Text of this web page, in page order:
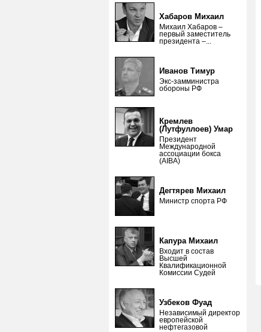
Хабаров Михаил
Михаил Хабаров –
первый заместитель
президента –...
Иванов Тимур
Экс-замминистра
обороны РФ
Кремлев
(Лутфуллоев) Умар
Президент
Международной
ассоциации бокса
(AIBA)
Дегтярев Михаил
Министр спорта РФ
Капура Михаил
Входит в состав
Высшей
Квалификационной
Комиссии Судей
Узбеков Фуад
Независимый директор
европейской
нефтегазовой